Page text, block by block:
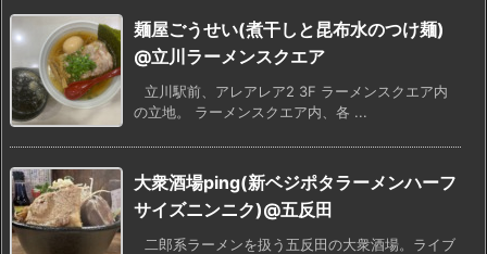
麺屋ごうせい(煮干しと昆布水のつけ麺)
@立川ラーメンスクエア
立川駅前、アレアレア2 3F ラーメンスクエア内
の立地。 ラーメンスクエア内、各 ...
大衆酒場ping(新ベジポタラーメンハーフ
サイズニンニク)@五反田
二郎系ラーメンを扱う五反田の大衆酒場。ライブ